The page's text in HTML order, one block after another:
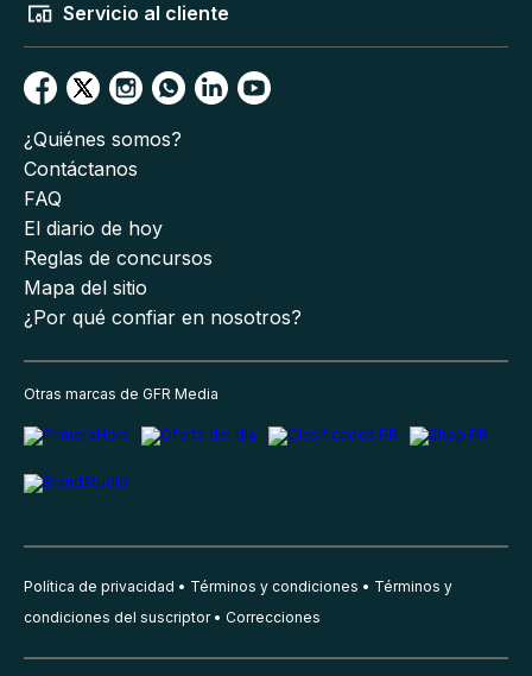
Servicio al cliente
¿Quiénes somos?
Contáctanos
FAQ
El diario de hoy
Reglas de concursos
Mapa del sitio
¿Por qué confiar en nosotros?
Otras marcas de GFR Media
Política de privacidad Términos y condiciones
Términos y
condiciones del suscriptor
Correcciones